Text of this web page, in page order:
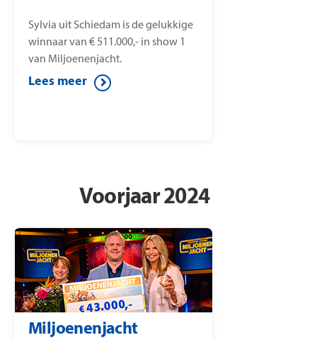
Sylvia uit Schiedam is de gelukkige
winnaar van € 511.000,- in show 1
van Miljoenenjacht.
Lees meer
Voorjaar 2024
Miljoenenjacht